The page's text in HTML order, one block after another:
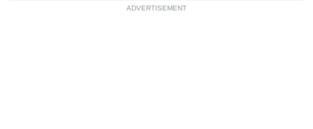
ADVERTISEMENT